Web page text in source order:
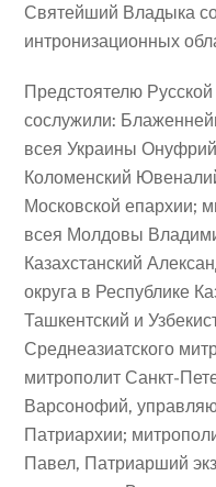
Святейший Владыка
интронизационных
Предстоятелю
сослужили:
всея Украины
Коломенский
Московской епархии;
всея Молдовы
Казахстанский
округа в Республике
Ташкентский и
Среднеазиатского
митрополит Санкт-
Варсонофий,
Патриархии;
Павел, Патриарший